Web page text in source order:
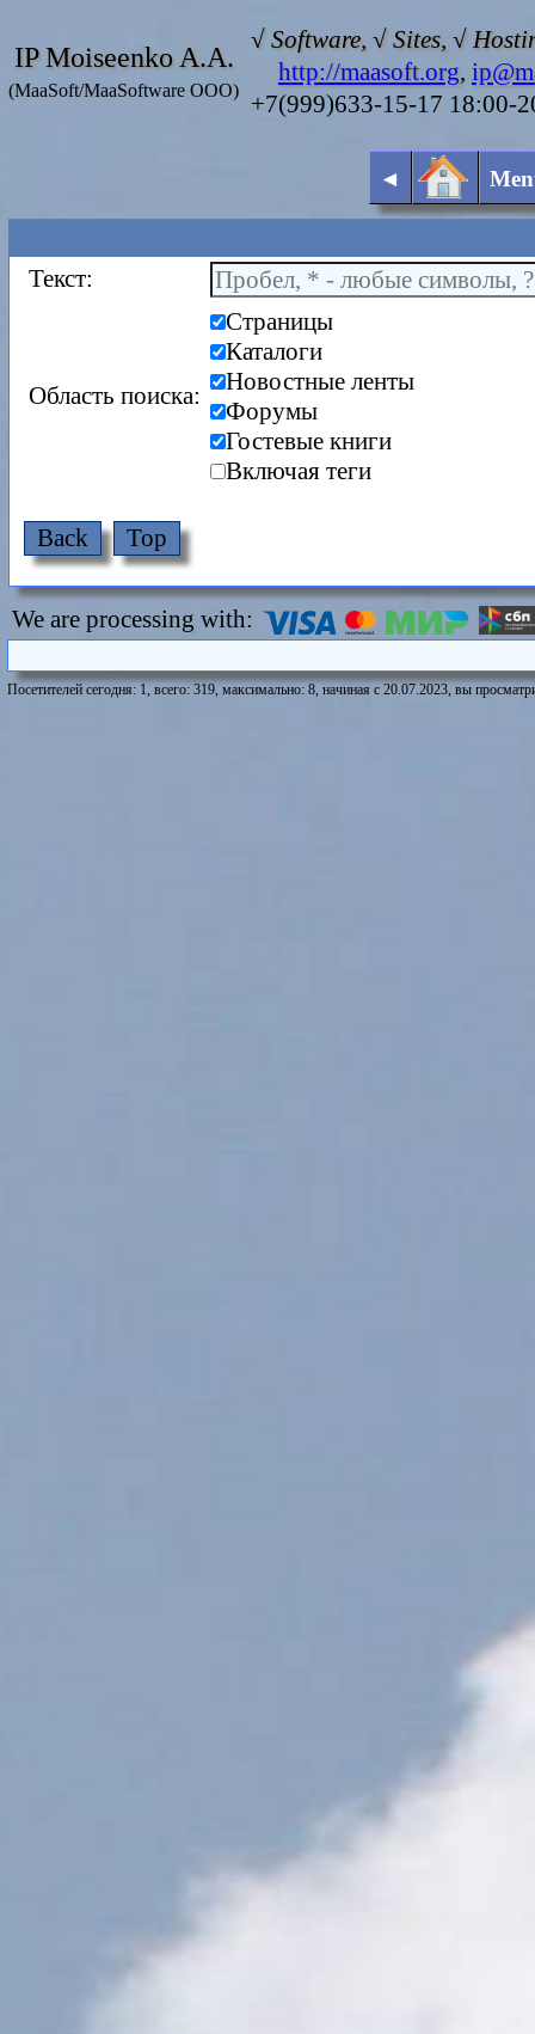
IP Moiseenko A.A.
(MaaSoft/MaaSoftware OOO)
√ Software, √ Sites, √
http://maasoft.org,
+7(999)633-15-17 18:00-
◄
Текст:
Область поиска:
Страницы
Каталоги
Новостные ленты
Форумы
Гостевые книги
Включая теги
Back Top
We are processing with:
Посетителей сегодня: 1, всего: 319, максимально: 8, начиная с 20.07.2023, вы